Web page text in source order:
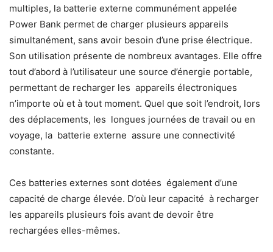
multiples, la batterie externe communément appelée
Power Bank permet de charger plusieurs appareils
simultanément, sans avoir besoin d’une prise électrique.
Son utilisation présente de nombreux avantages. Elle offre
tout d’abord à l’utilisateur une source d’énergie portable,
permettant de recharger les appareils électroniques
n’importe où et à tout moment. Quel que soit l’endroit, lors
des déplacements, les longues journées de travail ou en
voyage, la batterie externe assure une connectivité
constante.
Ces batteries externes sont dotées également d’une
capacité de charge élevée. D’où leur capacité à recharger
les appareils plusieurs fois avant de devoir être
rechargées elles-mêmes.